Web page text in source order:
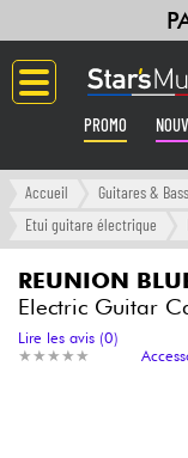
PROMO
Langue
Amplis &
Accueil Guitares &
Etui guitare électrique
REUNION
Electric Guitar
★ ★ ★ ★ ★
★ ★ ★ ★ ★
Lire les avis (0)